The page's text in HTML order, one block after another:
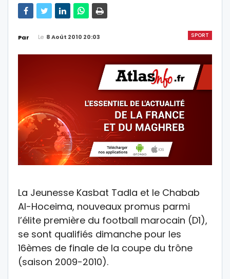
SPORT
Par Le 8 Août 2010 20:03
La Jeunesse Kasbat Tadla et le Chabab
Al-Hoceima, nouveaux promus parmi
l’élite première du football marocain (D1),
se sont qualifiés dimanche pour les
16èmes de finale de la coupe du trône
(saison 2009-2010).